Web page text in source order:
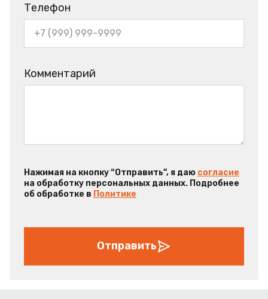
Телефон
Комментарий
Нажимая на кнопку “Отправить”, я даю согласие
на обработку персональных данных. Подробнее
об обработке в Политике
Отправить